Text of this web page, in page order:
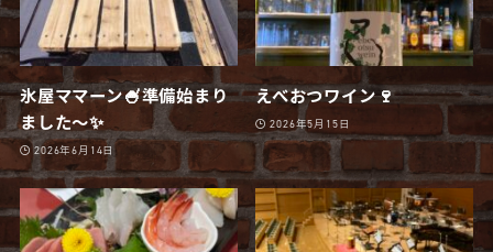
氷屋ママーン🍧準備始まり
ました〜✨
2026年6月14日
えべおつワイン🍷
2026年5月15日